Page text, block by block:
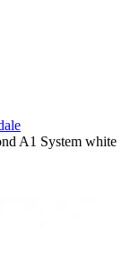
A1 System white